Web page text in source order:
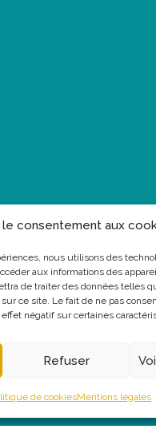
le consentement aux
nous utilisons des
aux informations des
de traiter des données telles
ce site. Le fait de ne pas
négatif sur certaines
Refuser
de cookiesMentions légales